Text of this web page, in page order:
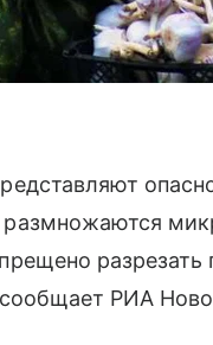
РИА